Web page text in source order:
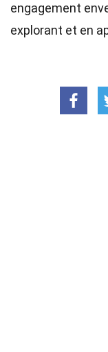
engagement
explorant et en